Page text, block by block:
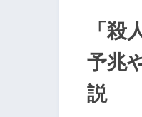
「
予兆
説